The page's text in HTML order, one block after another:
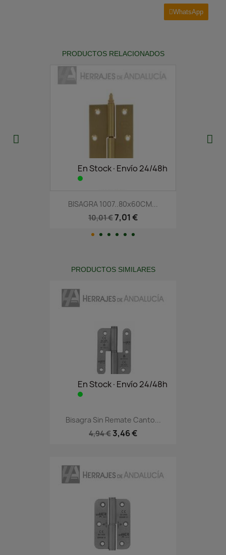
WhatsApp
PRODUCTOS RELACIONADOS
En Stock·Envío 24/48h
BISAGRA 1007..80x60CM...
10,01 €7,01 €
PRODUCTOS SIMILARES
En Stock·Envío 24/48h
Bisagra Sin Remate Canto...
4,94 € 3,46 €